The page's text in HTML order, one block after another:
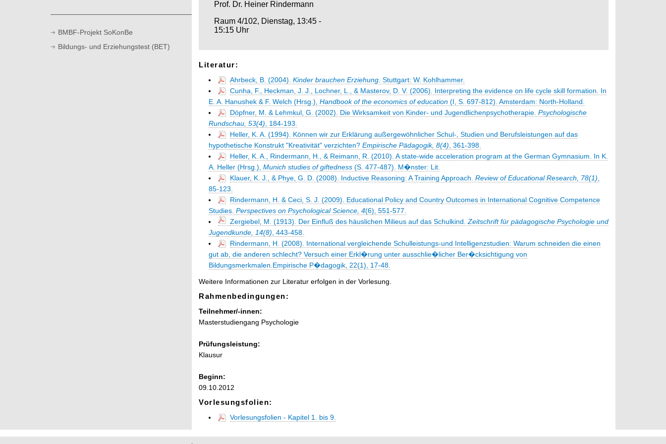
BMBF-Projekt SoKonBe
Bildungs- und Erziehungstest (BET)
Prof. Dr. Heiner Rindermann
Raum 4/102, Dienstag, 13:45 -
15:15 Uhr
Literatur:
Ahrbeck, B. (2004). Kinder brauchen Erziehung . Stuttgart: W. Kohlhammer.
Cunha, F., Heckman, J. J., Lochner, L., & Masterov, D. V. (2006). Interpreting the evidence on life cycle skill formation. In
E. A. Hanushek & F. Welch (Hrsg.), Handbook of the economics of education (I, S. 697-812). Amsterdam: North-Holland.
Döpfner, M. & Lehmkul, G. (2002). Die Wirksamkeit von Kinder- und Jugendlichenpsychotherapie. Psychologische
Rundschau, 53(4) , 184-193.
Heller, K. A. (1994). Können wir zur Erklärung außergewöhnlicher Schul-, Studien und Berufsleistungen auf das
hypothetische Konstrukt "Kreativität" verzichten? Empirische Pädagogik, 8(4) , 361-398.
Heller, K. A., Rindermann, H., & Reimann, R. (2010). A state-wide acceleration program at the German Gymnasium. In K.
A. Heller (Hrsg.), Munich studies of giftedness (S. 477-487). M�nster: Lit.
Klauer, K. J., & Phye, G. D. (2008). Inductive Reasoning: A Training Approach. Review of Educational Research, 78(1)
85-123.
Rindermann, H. & Ceci, S. J. (2009). Educational Policy and Country Outcomes in International Cognitive Competence
Studies. Perspectives on Psychological Science, 4(6), 551-577.
Zergiebel, M. (1913). Der Einfluß des häuslichen Milieus auf das Schulkind. Zeitschrift für pädagogische Psychologie und
Jugendkunde, 14(8) , 443-458.
Rindermann, H. (2008). International vergleichende Schulleistungs-und Intelligenzstudien: Warum schneiden die einen
gut ab, die anderen schlecht? Versuch einer Erkl�rung unter ausschlie�licher Ber�cksichtigung von
Bildungsmerkmalen.Empirische P�dagogik, 22(1), 17-48.
Weitere Informationen zur Literatur erfolgen in der Vorlesung.
Rahmenbedingungen:
Teilnehmer/-innen:
Masterstudiengang Psychologie
Prüfungsleistung:
Klausur
Beginn:
09.10.2012
Vorlesungsfolien:
Vorlesungsfolien - Kapitel 1. bis 9.